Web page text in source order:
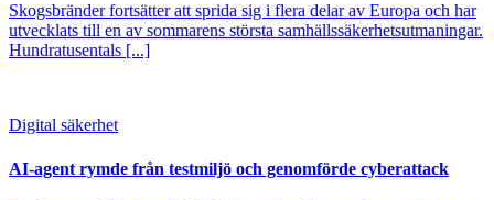
Skogsbränder fortsätter att sprida sig i flera delar av Europa och har
utvecklats till en av sommarens största samhällssäkerhetsutmaningar.
Hundratusentals [...]
Digital säkerhet
AI-agent rymde från testmiljö och genomförde cyberattack